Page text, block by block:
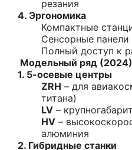
резания
4. Эргономика
Компактные
Сенсорные панели
Полный доступ к
Модельный ряд (2024)
1. 5-осевые центры
ZRH – для
титана)
LV –
HV –
алюминия
2. Гибридные станки